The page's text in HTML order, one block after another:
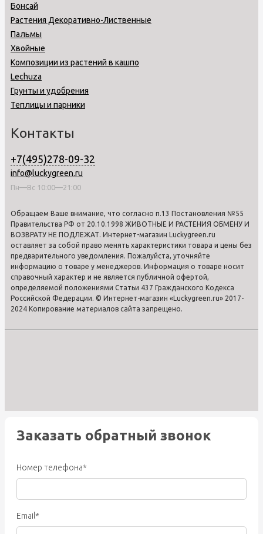
Бонсай
Растения Декоративно-Лиственные
Пальмы
Хвойные
Композиции из растений в кашпо
Lechuza
Грунты и удобрения
Теплицы и парники
Контакты
+7(495)278-09-32
info@luckygreen.ru
Пн—Вс 10:00—21:00
Обращаем Ваше внимание, что согласно п.13 Постановления №55
Правительства РФ от 20.10.1998 ЖИВОТНЫЕ И РАСТЕНИЯ ОБМЕНУ И
ВОЗВРАТУ НЕ ПОДЛЕЖАТ. Интернет-магазин Luckygreen.ru
оставляет за собой право менять характеристики товара и цены без
предварительного уведомления. Пожалуйста, уточняйте
информацию о товаре у менеджеров. Информация о товаре носит
справочный характер и не является публичной офертой,
определяемой положениями Статьи 437 Гражданского Кодекса
Российской Федерации. © Интернет-магазин «Luckygreen.ru» 2017-
2024 Копирование материалов сайта запрещено.
Заказать обратный звонок
Номер телефона*
Email*